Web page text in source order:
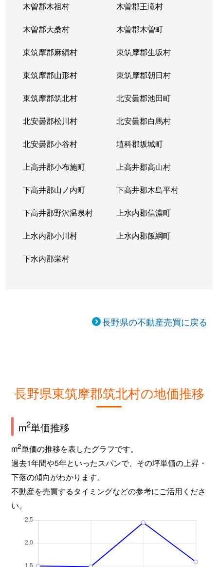
木曽郡木祖村 木曽郡王滝村
木曽郡大桑村 木曽郡木曽町
東筑摩郡麻績村 東筑摩郡生坂村
東筑摩郡山形村 東筑摩郡朝日村
東筑摩郡筑北村 北安曇郡池田町
北安曇郡松川村 北安曇郡白馬村
北安曇郡小谷村 埴科郡坂城町
上高井郡小布施町 上高井郡高山村
下高井郡山ノ内町 下高井郡木島平村
下高井郡野沢温泉村 上水内郡信濃町
上水内郡小川村 上水内郡飯綱町
下水内郡栄村
長野県の不動産売買に戻る
長野県東筑摩郡筑北村の地価推移
m2単価推移
m2単価の推移を表したグラフです。
過去1年間や5年といったスパンで、その坪単価の上昇・
下落の傾向がわかります。
不動産を売買するタイミングなどの参考にご活用くださ
い。